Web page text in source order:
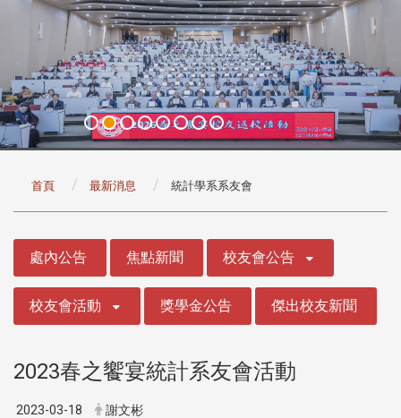
首頁 最新消息 統計學系系友會
處內公告 焦點新聞 校友會公告
校友會活動 獎學金公告 傑出校友新聞
2023春之饗宴統計系友會活動
2023-03-18 謝文彬